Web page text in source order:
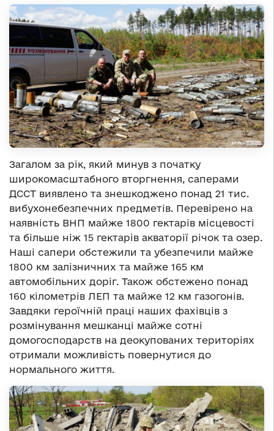
Загалом за рік, який минув з початку
широкомасштабного вторгнення, саперами
ДССТ виявлено та знешкоджено понад 21 тис.
вибухонебезпечних предметів. Перевірено на
наявність ВНП майже 1800 гектарів місцевості
та більше ніж 15 гектарів акваторії річок та озер.
Наші сапери обстежили та убезпечили майже
1800 км залізничних та майже 165 км
автомобільних доріг. Також обстежено понад
160 кілометрів ЛЕП та майже 12 км газогонів.
Завдяки героїчній праці наших фахівців з
розмінування мешканці майже сотні
домогосподарств на деокупованих територіях
отримали можливість повернутися до
нормального життя.